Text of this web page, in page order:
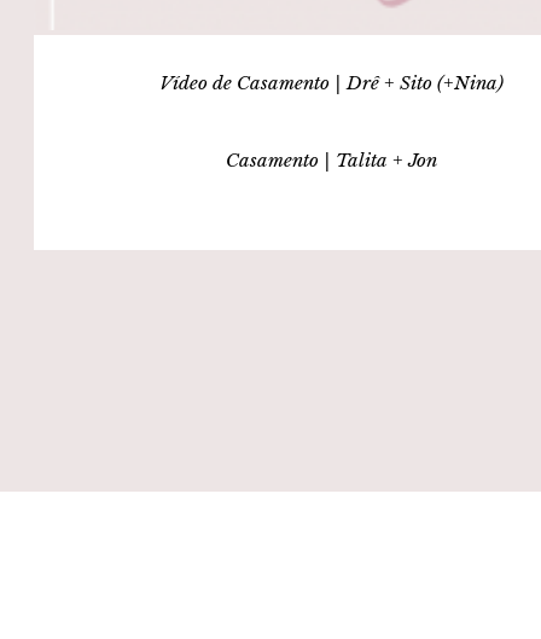
Vídeo de Casamento | Drê + Sito (+Nina)
Casamento | Talita + Jon